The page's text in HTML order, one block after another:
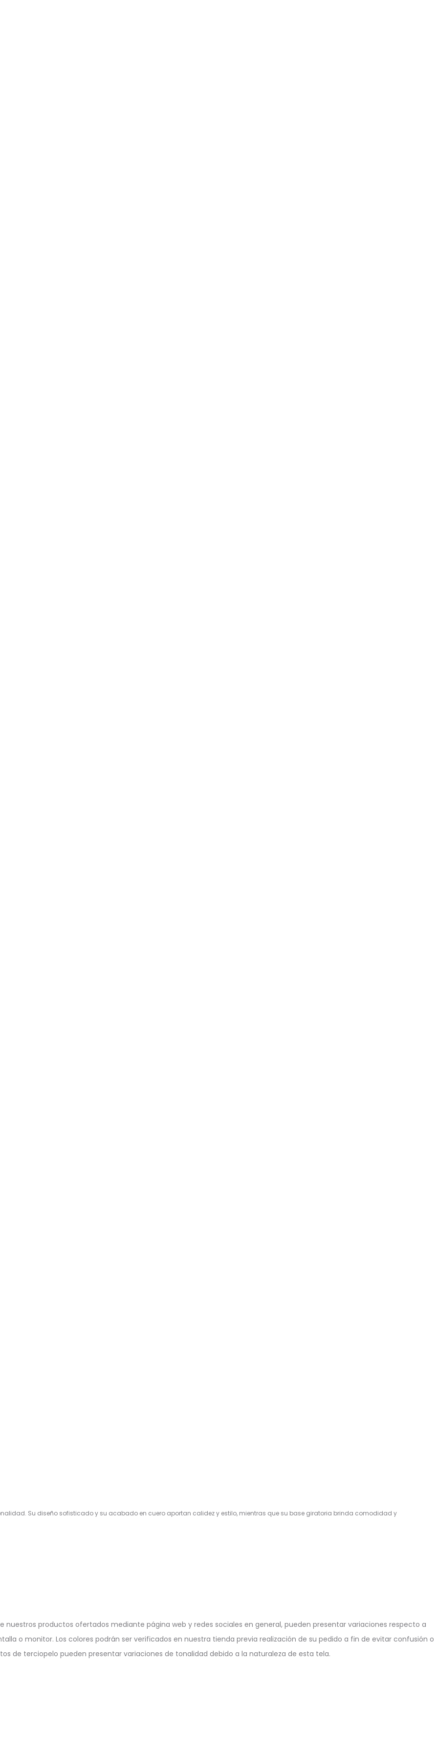
Su diseño sofisticado y su acabado en cuero aportan calidez y estilo, mientras que su base giratoria brinda comodidad y
de nuestros productos ofertados mediante página web y redes sociales en general, pueden presentar variaciones respecto a
o monitor. Los colores podrán ser verificados en nuestra tienda previa realización de su pedido a fin de evitar confusión o
de terciopelo pueden presentar variaciones de tonalidad debido a la naturaleza de esta tela.